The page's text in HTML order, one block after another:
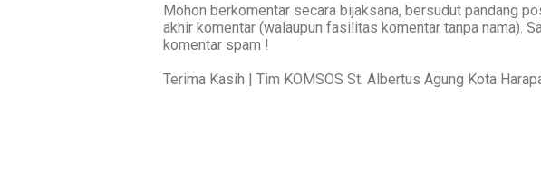
Mohon berkomentar secara bijaksana, bersudut pandang
akhir komentar (walaupun fasilitas komentar tanpa nama).
komentar spam !
Terima Kasih | Tim KOMSOS St. Albertus Agung Kota